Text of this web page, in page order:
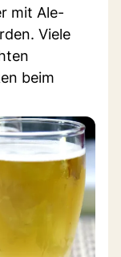
mit Ale-
Viele
beim